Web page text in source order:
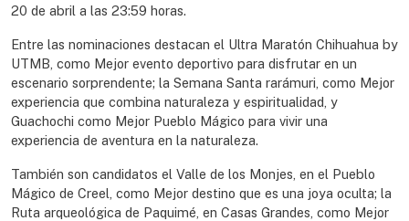
20 de abril a las 23:59 horas.
Entre las nominaciones destacan el Ultra Maratón Chihuahua by
UTMB, como Mejor evento deportivo para disfrutar en un
escenario sorprendente; la Semana Santa rarámuri, como Mejor
experiencia que combina naturaleza y espiritualidad, y
Guachochi como Mejor Pueblo Mágico para vivir una
experiencia de aventura en la naturaleza.
También son candidatos el Valle de los Monjes, en el Pueblo
Mágico de Creel, como Mejor destino que es una joya oculta; la
Ruta arqueológica de Paquimé, en Casas Grandes, como Mejor